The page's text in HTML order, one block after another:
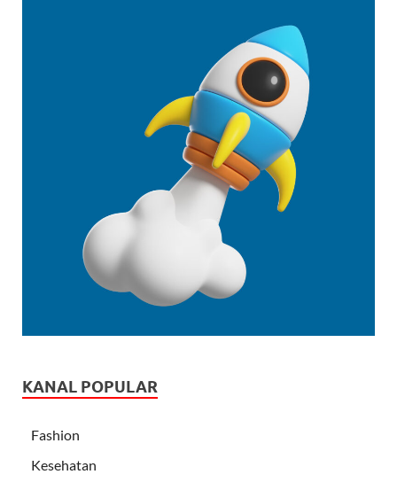
KANAL POPULAR
Fashion
Kesehatan